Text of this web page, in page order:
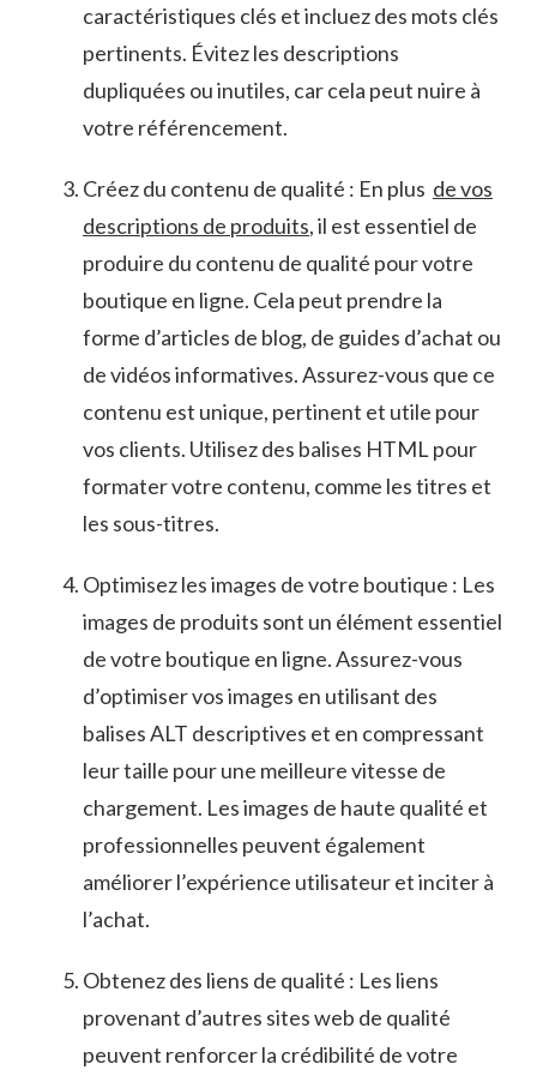
caractéristiques clés ⁢et⁣ incluez des mots⁣ clés
pertinents. Évitez‌ les descriptions ​
dupliquées⁤ ou inutiles, car cela ⁣peut nuire à
votre référencement.
Créez du contenu de qualité : En plus ‍ de vos
descriptions de produits, il est essentiel de
produire ‌du contenu de qualité pour​ votre
‍boutique en ligne. Cela peut ⁢prendre la
forme d’articles‌ de blog, de⁣ guides d’achat ou
de vidéos informatives. Assurez-vous ⁣que ce
contenu est‍ unique, ​pertinent​ et‍ utile ⁤pour
vos clients. ‌Utilisez des ⁢balises HTML pour‍
formater ​votre contenu, comme les titres ​et
les ⁤sous-titres.
Optimisez les images de⁢ votre⁣ boutique⁢ : Les
images ‍de produits sont un élément essentiel
de ​votre ‌boutique en‍ ligne. Assurez-vous‌
d’optimiser ⁢vos images en utilisant des
balises ALT descriptives et en compressant
leur taille ‌pour une ⁢meilleure vitesse de
chargement. ⁢Les ⁤images de ⁤haute⁤ qualité et
professionnelles⁣ peuvent ​également
améliorer l’expérience utilisateur et inciter à
l’achat.
Obtenez ‍des liens de qualité : Les‍ liens​
provenant d’autres sites web de qualité
peuvent‌ renforcer la crédibilité de⁣ votre